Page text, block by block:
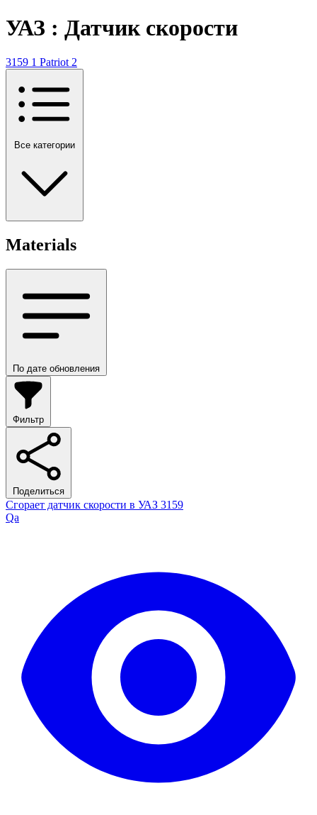
УАЗ : Датчик скорости
3159 1 Patriot 2
Все категории
Materials
По дате обновления
Фильтр
Поделиться
Сгорает датчик скорости в УАЗ 3159
Qa